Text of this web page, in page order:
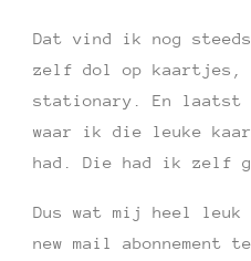
Dat vind ik nog
zelf dol op kaartjes,
stationary. En laatst
waar ik die leuke
had. Die had ik zelf
Dus wat mij heel
new mail